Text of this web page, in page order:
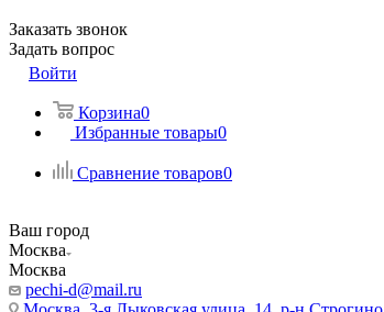
Заказать звонок
Задать вопрос
Войти
Корзина0
Избранные товары0
Сравнение товаров0
Ваш город
Москва
Москва
pechi-d@mail.ru